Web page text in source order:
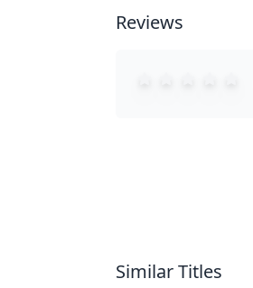
Reviews
Similar Titles